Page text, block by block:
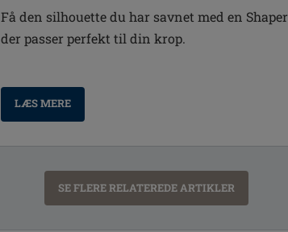
Få den silhouette du har savnet med en Shaper
der passer perfekt til din krop.
LÆS MERE
SE FLERE RELATEREDE ARTIKLER